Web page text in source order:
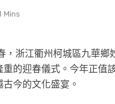
Mins
浙江衢州柯城區九華鄉
的迎春儀式。今年正值
今的文化盛宴。